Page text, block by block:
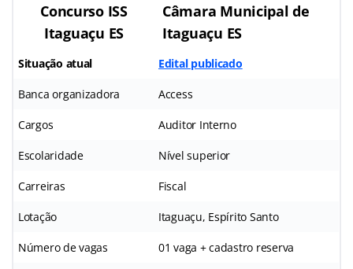
Concurso ISS
Itaguaçu ES
Câmara Municipal de
Itaguaçu ES
Situação atual Edital publicado
Banca organizadora Access
Cargos Auditor Interno
Escolaridade Nível superior
Carreiras Fiscal
Lotação Itaguaçu, Espírito Santo
Número de vagas 01 vaga + cadastro reserva